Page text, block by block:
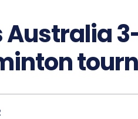
Australia